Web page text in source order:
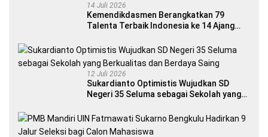
14 Juli 2026
Kemendikdasmen Berangkatkan 79
Talenta Terbaik Indonesia ke 14 Ajang
12 Juli 2026
Sukardianto Optimistis Wujudkan SD
Negeri 35 Seluma sebagai Sekolah yang